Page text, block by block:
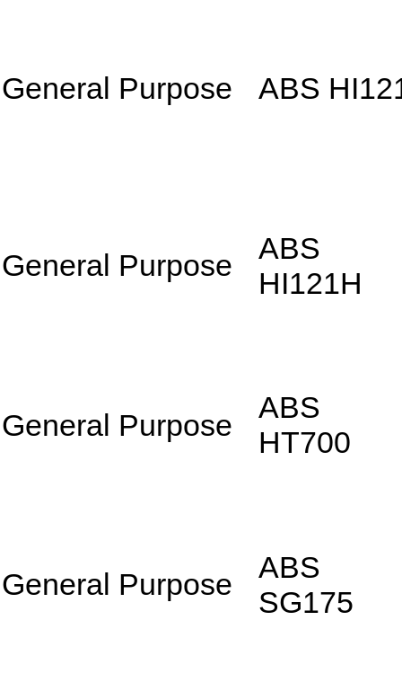
General Purpose ABS
General Purpose
ABS
HI121H
General Purpose
ABS
HT700
General Purpose
ABS
SG175